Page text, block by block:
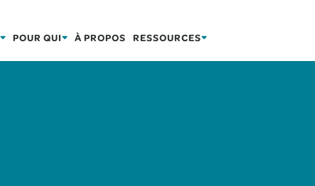
POUR QUI À PROPOS RESSOURCES